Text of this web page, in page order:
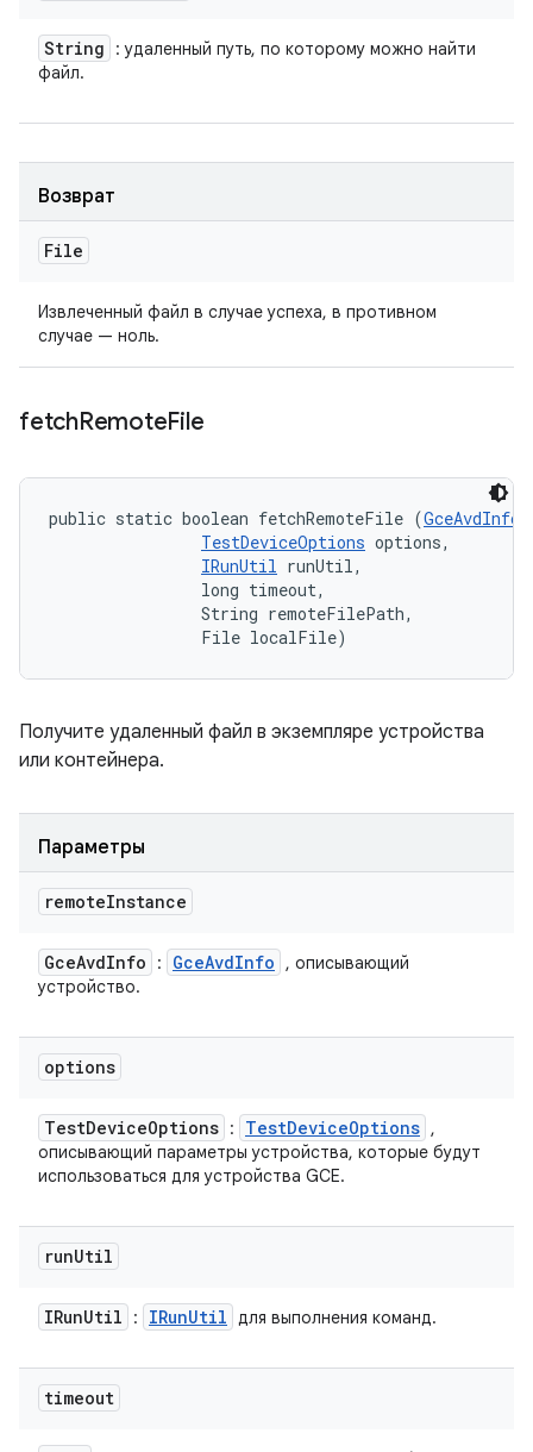
String
: удаленный путь, по которому можно найти
файл.
Возврат
File
Извлеченный файл в случае успеха, в противном
случае — ноль.
fetchRemoteFile
public static boolean fetchRemoteFile (GceAvdInfo
TestDeviceOptions options,
IRunUtil runUtil,
                long timeout,
                String remoteFilePath,
                File localFile)
Получите удаленный файл в экземпляре устройства
или контейнера.
Параметры
remoteInstance
GceAvdInfo : GceAvdInfo
, описывающий
устройство.
options
TestDeviceOptions : TestDeviceOptions ,
описывающий параметры устройства, которые будут
использоваться для устройства GCE.
runUtil
IRunUtil : IRunUtil для выполнения команд.
timeout